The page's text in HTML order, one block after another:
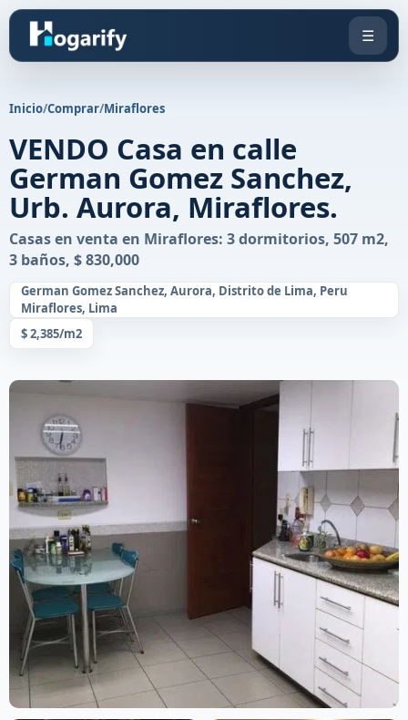
☰
Inicio/Comprar/Miraflores
VENDO Casa en calle
German Gomez Sanchez,
Urb. Aurora, Miraflores.
Casas en venta en Miraflores: 3 dormitorios, 507 m2,
3 baños, $ 830,000
German Gomez Sanchez, Aurora, Distrito de Lima, Peru
Miraflores, Lima
$ 2,385/m2